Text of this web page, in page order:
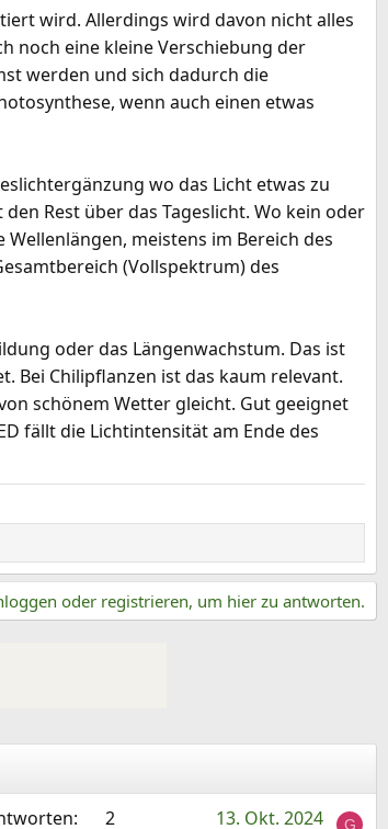
wird. Allerdings wird davon nicht alles
noch eine kleine Verschiebung der
werden und sich dadurch die
wenn auch einen etwas
wo das Licht etwas zu
Rest über das Tageslicht. Wo kein oder
meistens im Bereich des
(Vollspektrum) des
oder das Längenwachstum. Das ist
Bei Chilipflanzen ist das kaum relevant.
schönem Wetter gleicht. Gut geeignet
fällt die Lichtintensität am Ende des
oder registrieren, um hier zu antworten.
2 13. Okt. 2024 G